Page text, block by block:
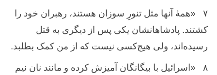
۷
«همهٔ آنها مثل تنورِ سوزان هستند، رهبران خود را
کشتند. پادشاهانشان یکی پس از دیگری به قتل
رسیده‌اند، ولی هیچ‌کسی نیست که از من کمک بطلبد.
۸
«اسرائیل با بیگانگان آمیزش کرده و مانند نان نیم